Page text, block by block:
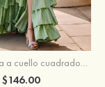
Vestido línea a cuello cuadrado tafetán hasta el suelo vestido de graduación con volantes
$146.00